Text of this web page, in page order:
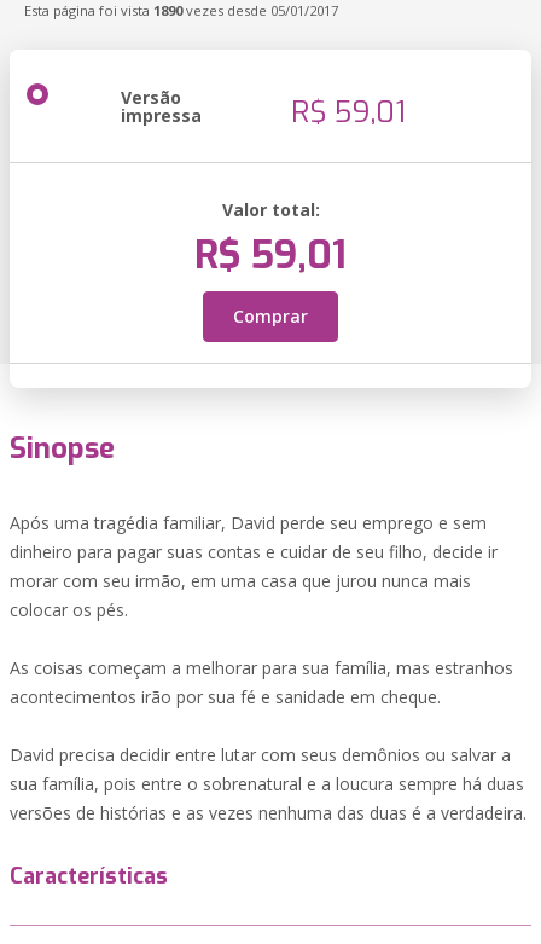
Esta página foi vista 1890vezes desde 05/01/2017
Versão
impressa R$ 59,01
Valor total:
R$ 59,01
Comprar
Sinopse
Após uma tragédia familiar, David perde seu emprego e sem
dinheiro para pagar suas contas e cuidar de seu filho, decide ir
morar com seu irmão, em uma casa que jurou nunca mais
colocar os pés.
As coisas começam a melhorar para sua família, mas estranhos
acontecimentos irão por sua fé e sanidade em cheque.
David precisa decidir entre lutar com seus demônios ou salvar a
sua família, pois entre o sobrenatural e a loucura sempre há duas
versões de histórias e as vezes nenhuma das duas é a verdadeira.
Características